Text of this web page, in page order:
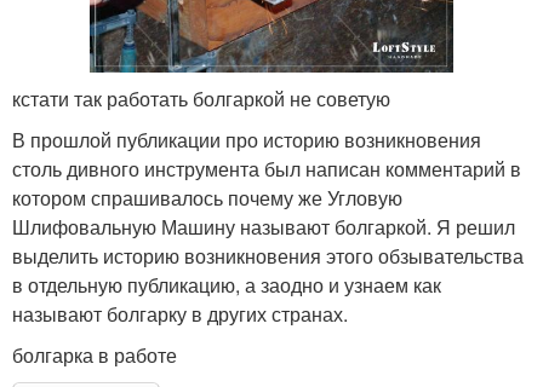
кстати так работать болгаркой не советую
В прошлой публикации про историю возникновения
столь дивного инструмента был написан комментарий в
котором спрашивалось почему же Угловую
Шлифовальную Машину называют болгаркой. Я решил
выделить историю возникновения этого обзывательства
в отдельную публикацию, а заодно и узнаем как
называют болгарку в других странах.
болгарка в работе